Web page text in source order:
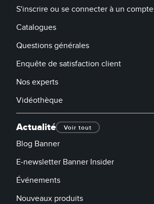
S'inscrire ou se connecter à un compte
Catalogues
Questions générales
Enquête de satisfaction client
Nos experts
Vidéothèque
Actualité Voir tout
Blog Banner
E-newsletter Banner Insider
Événements
Nouveaux produits